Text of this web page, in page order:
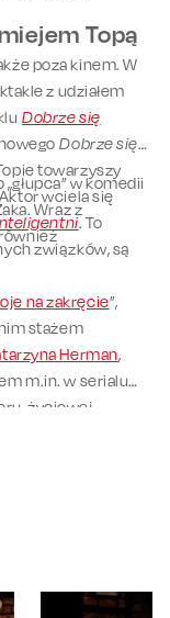
Topą
poza kinem. W
z udziałem
Dobrze się
Dobrze się
towarzyszy
wciela się
. To
związków, są
w komedii
Wraz z
na zakręcie”,
stażem
Herman,
m.in. w serialu
życiowej